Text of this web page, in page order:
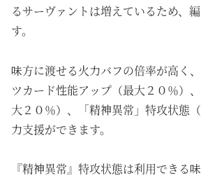
るサーヴァントは増えているため、
す。
味方に渡せる火力バフの倍率が高く、
ツカード性能アップ（最大２０％）
大２０％）、「精神異常」特攻状態
力支援ができます。
『精神異常』特攻状態は利用できる